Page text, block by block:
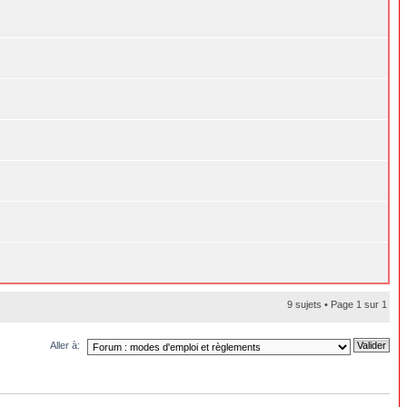
9 sujets • Page 1 sur 1
Aller à: